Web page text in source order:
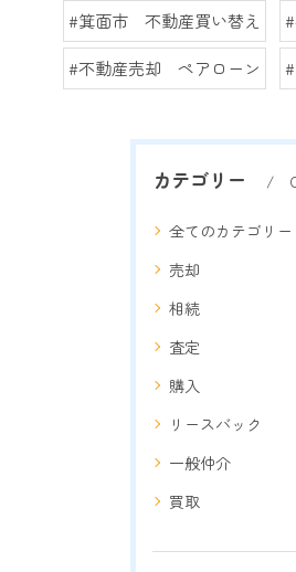
#箕面市 不動産買い替え
#不動産売却 ペアローン
カテゴリー
全てのカテゴリー
売却
相続
査定
購入
リースバック
一般仲介
買取